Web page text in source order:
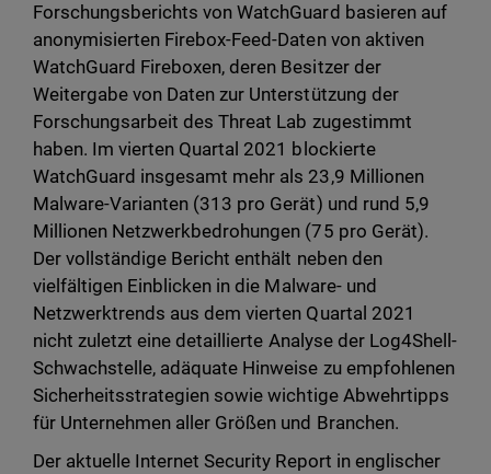
Forschungsberichts von WatchGuard basieren auf
anonymisierten Firebox-Feed-Daten von aktiven
WatchGuard Fireboxen, deren Besitzer der
Weitergabe von Daten zur Unterstützung der
Forschungsarbeit des Threat Lab zugestimmt
haben. Im vierten Quartal 2021 blockierte
WatchGuard insgesamt mehr als 23,9 Millionen
Malware-Varianten (313 pro Gerät) und rund 5,9
Millionen Netzwerkbedrohungen (75 pro Gerät).
Der vollständige Bericht enthält neben den
vielfältigen Einblicken in die Malware- und
Netzwerktrends aus dem vierten Quartal 2021
nicht zuletzt eine detaillierte Analyse der Log4Shell-
Schwachstelle, adäquate Hinweise zu empfohlenen
Sicherheitsstrategien sowie wichtige Abwehrtipps
für Unternehmen aller Größen und Branchen.
Der aktuelle Internet Security Report in englischer